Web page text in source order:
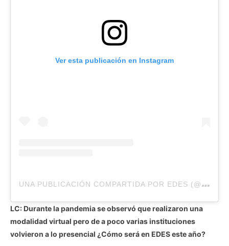
Ver esta publicación en Instagram
U
NA PUBLICACIÓN COMPARTIDA POR EDES (@EDESELDORADO)
LC: Durante la pandemia se observó que realizaron una
modalidad virtual pero de a poco varias instituciones
volvieron a lo presencial ¿Cómo será en EDES este año?